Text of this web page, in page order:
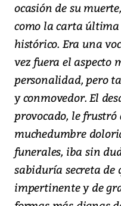
ocasión de su
como la carta última
histórico. Era una
vez fuera el aspecto
personalidad, pero
y conmovedor. El
provocado, le frustró
muchedumbre
funerales, iba sin
sabiduría secreta de
impertinente y de